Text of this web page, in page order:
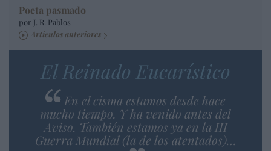
Poeta pasmado
por J. R. Pablos
Artículos anteriores
El Reinado Eucarístico
En el cisma estamos desde hace
mucho tiempo. Y ha venido antes del
Aviso. También estamos ya en la III
Guerra Mundial (la de los atentados)…